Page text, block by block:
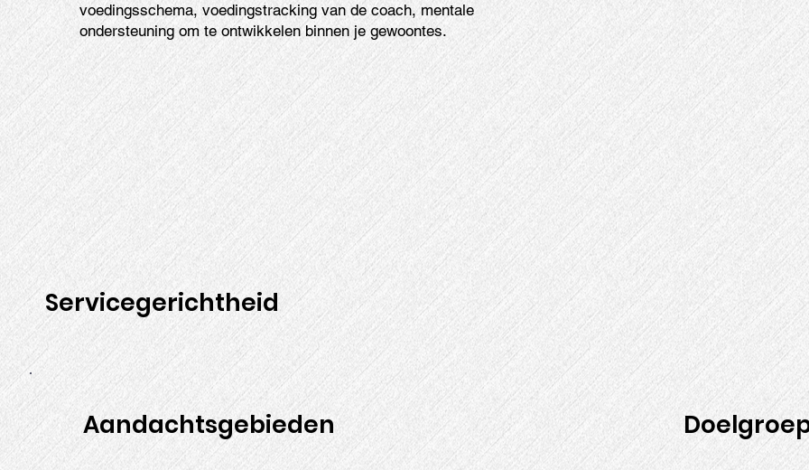
voedingsschema, voedingstracking van de coach, mentale
ondersteuning om te ontwikkelen binnen je gewoontes.
Servicegerichtheid
Aandachtsgebieden